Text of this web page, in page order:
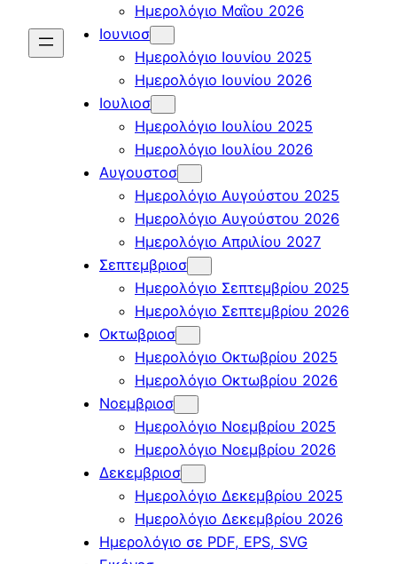
Ημερολόγιο Μαΐου 2026
Ιουνιοσ
Ημερολόγιο Ιουνίου 2025
Ημερολόγιο Ιουνίου 2026
Ιουλιοσ
Ημερολόγιο Ιουλίου 2025
Ημερολόγιο Ιουλίου 2026
Αυγουστοσ
Ημερολόγιο Αυγούστου 2025
Ημερολόγιο Αυγούστου 2026
Ημερολόγιο Απριλίου 2027
Σεπτεμβριοσ
Ημερολόγιο Σεπτεμβρίου 2025
Ημερολόγιο Σεπτεμβρίου 2026
Οκτωβριοσ
Ημερολόγιο Οκτωβρίου 2025
Ημερολόγιο Οκτωβρίου 2026
Νοεμβριοσ
Ημερολόγιο Νοεμβρίου 2025
Ημερολόγιο Νοεμβρίου 2026
Δεκεμβριοσ
Ημερολόγιο Δεκεμβρίου 2025
Ημερολόγιο Δεκεμβρίου 2026
Ημερολόγιο σε PDF, EPS, SVG